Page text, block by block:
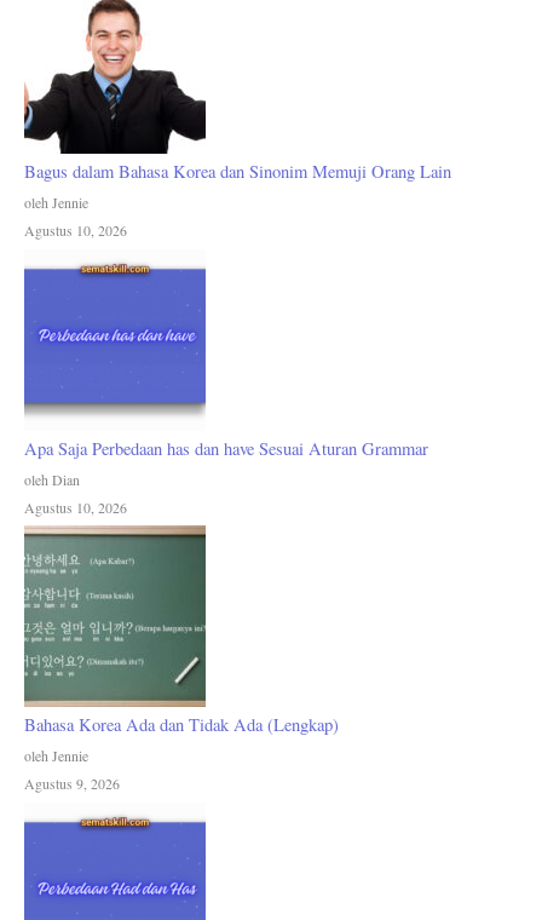
Bagus dalam Bahasa Korea dan Sinonim Memuji Orang Lain
oleh Jennie
Agustus 10, 2026
Apa Saja Perbedaan has dan have Sesuai Aturan Grammar
oleh Dian
Agustus 10, 2026
Bahasa Korea Ada dan Tidak Ada (Lengkap)
oleh Jennie
Agustus 9, 2026